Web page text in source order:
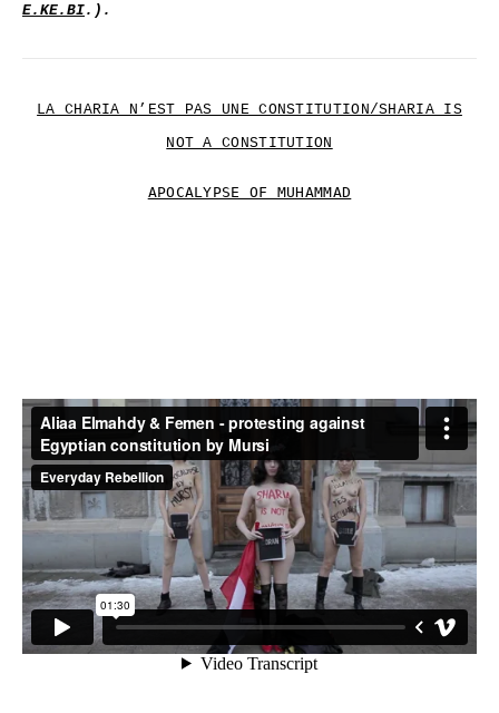
Ε.ΚΕ.ΒΙ.).
LA CHARIA N’EST PAS UNE CONSTITUTION/SHARIA IS
NOT A CONSTITUTION
APOCALYPSE OF MUHAMMAD